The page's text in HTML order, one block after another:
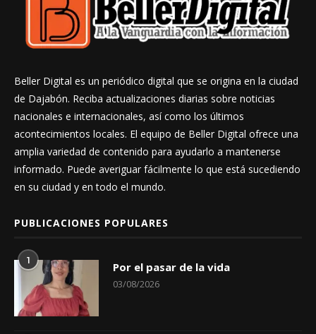
Beller Digital es un periódico digital que se origina en la ciudad
de Dajabón. Reciba actualizaciones diarias sobre noticias
nacionales e internacionales, así como los últimos
acontecimientos locales. El equipo de Beller Digital ofrece una
amplia variedad de contenido para ayudarlo a mantenerse
informado. Puede averiguar fácilmente lo que está sucediendo
en su ciudad y en todo el mundo.
PUBLICACIONES POPULARES
1 Por el pasar de la vida
03/08/2026